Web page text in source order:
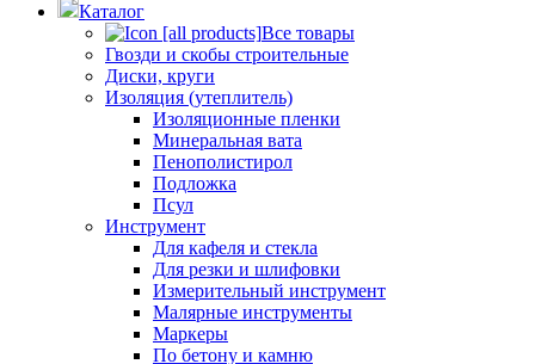
Каталог
Все товары
Гвозди и скобы строительные
Диски, круги
Изоляция (утеплитель)
Изоляционные пленки
Минеральная вата
Пенополистирол
Подложка
Псул
Инструмент
Для кафеля и стекла
Для резки и шлифовки
Измерительный инструмент
Малярные инструменты
Маркеры
По бетону и камню